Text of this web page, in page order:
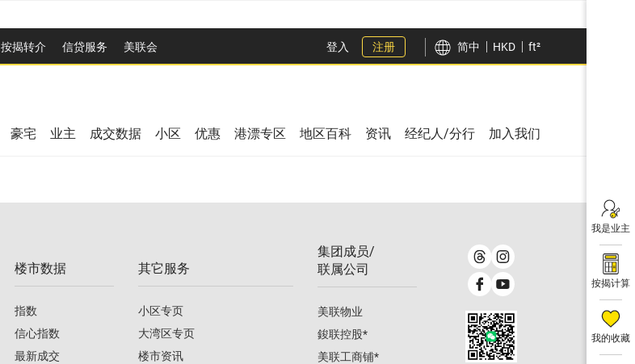
按揭转介 信贷服务 美联会 登入 注册 简中 HKD ft²
我是业主
按揭计算
我的收藏
豪宅 业主 成交数据 小区 优惠 港漂专区 地区百科 资讯 经纪人/分行 加入我们
楼市数据
指数
信心指数
最新成交
其它服务
小区专页
大湾区专页
楼市资讯
集团成员/
联属公司
美联物业
鋑联控股*
美联工商铺*